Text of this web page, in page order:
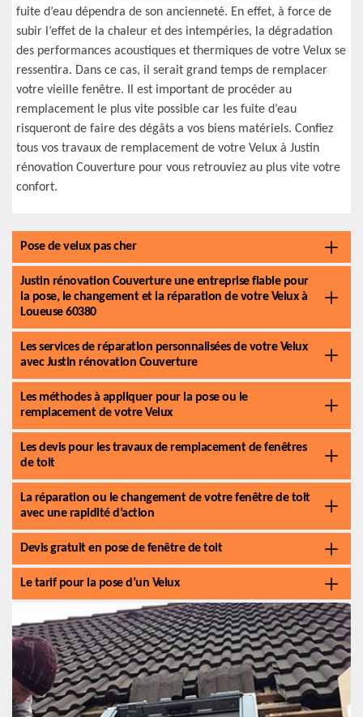
fuite d’eau dépendra de son ancienneté. En effet, à force de
subir l’effet de la chaleur et des intempéries, la dégradation
des performances acoustiques et thermiques de votre Velux se
ressentira. Dans ce cas, il serait grand temps de remplacer
votre vieille fenêtre. Il est important de procéder au
remplacement le plus vite possible car les fuite d’eau
risqueront de faire des dégâts a vos biens matériels. Confiez
tous vos travaux de remplacement de votre Velux à Justin
rénovation Couverture pour vous retrouviez au plus vite votre
confort.
Pose de velux pas cher
Justin rénovation Couverture une entreprise fiable pour
la pose, le changement et la réparation de votre Velux à
Loueuse 60380
Les services de réparation personnalisées de votre Velux
avec Justin rénovation Couverture
Les méthodes à appliquer pour la pose ou le
remplacement de votre Velux
Les devis pour les travaux de remplacement de fenêtres
de toit
La réparation ou le changement de votre fenêtre de toit
avec une rapidité d’action
Devis gratuit en pose de fenêtre de toit
Le tarif pour la pose d’un Velux